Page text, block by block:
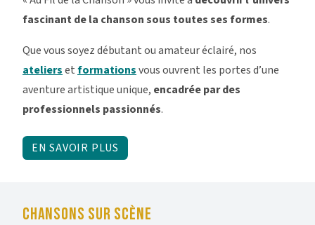
fascinant de la chanson sous toutes ses formes.
Que vous soyez débutant ou amateur éclairé, nos
ateliersetformationsvous ouvrent les portes d’une
aventure artistique unique, encadrée par des
professionnels passionnés.
EN SAVOIR PLUS
CHANSONS SUR SCÈNE